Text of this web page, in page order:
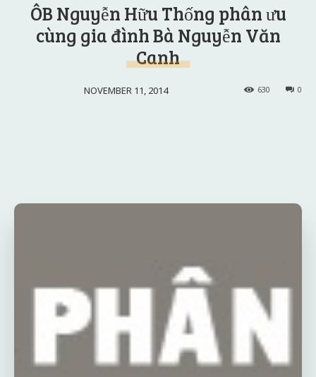
ÔB Nguyễn Hữu Thống phân ưu
cùng gia đình Bà Nguyễn Văn
Canh
NOVEMBER 11, 2014 0
630